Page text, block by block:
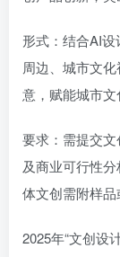
形式：结合AI
周边、城市文
意，赋能城市文
要求：需提交文
及商业可行性
体文创需附样品
2025年“文创设